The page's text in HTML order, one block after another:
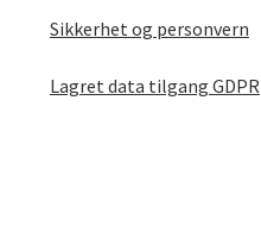
Sikkerhet og personvern
Lagret data tilgang GDPR